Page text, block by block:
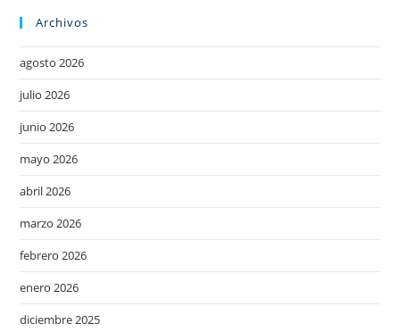
Archivos
agosto 2026
julio 2026
junio 2026
mayo 2026
abril 2026
marzo 2026
febrero 2026
enero 2026
diciembre 2025